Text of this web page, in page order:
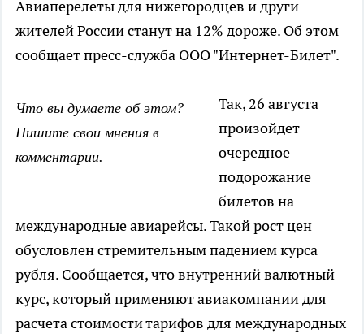
Авиаперелеты для нижегородцев и други
жителей России станут на 12% дороже. Об этом
сообщает пресс-служба ООО "Интернет-Билет".
Что вы думаете об этом?
Пишите свои мнения в
комментарии.
Так, 26 августа
произойдет
очередное
подорожание
билетов на
международные авиарейсы. Такой рост цен
обусловлен стремительным падением курса
рубля. Сообщается, что внутренний валютный
курс, который применяют авиакомпании для
расчета стоимости тарифов для международных